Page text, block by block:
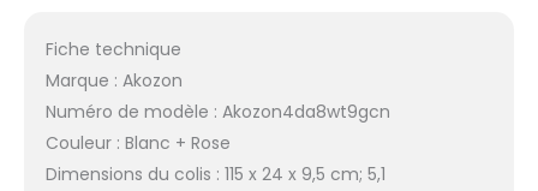
Fiche technique
Marque : Akozon
Numéro de modèle : Akozon4da8wt9gcn
Couleur : Blanc + Rose
Dimensions du colis : 115 x 24 x 9,5 cm; 5,1